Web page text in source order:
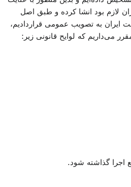
لازم بود انشا کرده و طبق اصل
به تصویب عمومی قراردادیم،
می‌داریم که لوایح قانونی زیر:
اجرا گذاشته شود.